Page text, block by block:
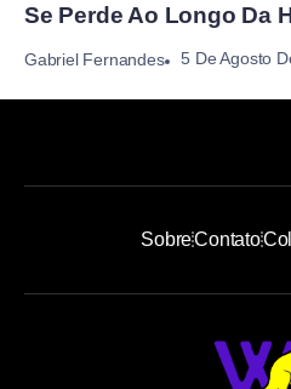
Se Perde Ao Longo Da
Gabriel Fernandes 5 De Agosto
SobreContato